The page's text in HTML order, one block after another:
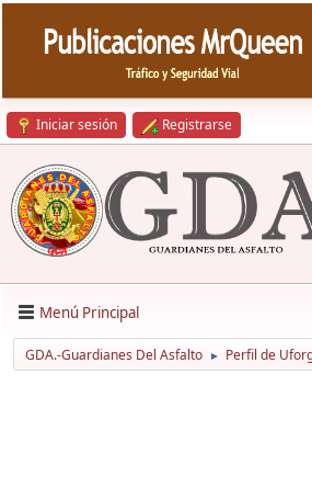
Iniciar sesión Registrarse
Menú Principal
GDA.-Guardianes Del Asfalto ► Perfil de